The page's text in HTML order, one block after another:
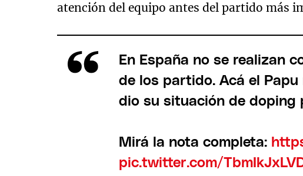
atención del equipo antes del partido más
En España no se realizan
de los partido. Acá el
dio su situación de doping
Mirá la nota completa:
pic.twitter.com/